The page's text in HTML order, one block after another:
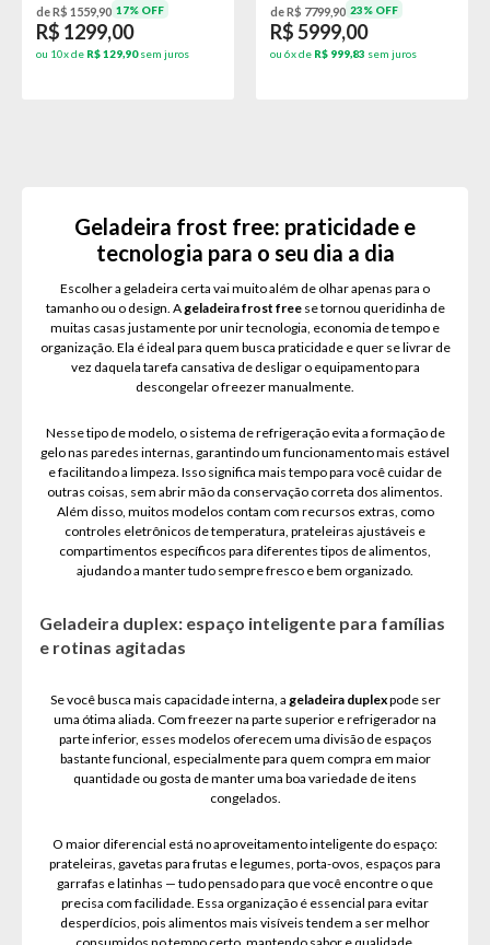
de R$ 1559,90 17% OFF
R$ 1299,00
ou 10x de R$ 129,90sem juros
de R$ 7799,90 23% OFF
R$ 5999,00
ou 6x de R$ 999,83 sem juros
Geladeira frost free: praticidade e
tecnologia para o seu dia a dia
Escolher a geladeira certa vai muito além de olhar apenas para o
tamanho ou o design. Ageladeira frost freese tornou queridinha de
muitas casas justamente por unir tecnologia, economia de tempo e
organização. Ela é ideal para quem busca praticidade e quer se livrar de
vez daquela tarefa cansativa de desligar o equipamento para
descongelar o freezer manualmente.
Nesse tipo de modelo, o sistema de refrigeração evita a formação de
gelo nas paredes internas, garantindo um funcionamento mais estável
e facilitando a limpeza. Isso significa mais tempo para você cuidar de
outras coisas, sem abrir mão da conservação correta dos alimentos.
Além disso, muitos modelos contam com recursos extras, como
controles eletrônicos de temperatura, prateleiras ajustáveis e
compartimentos específicos para diferentes tipos de alimentos,
ajudando a manter tudo sempre fresco e bem organizado.
Geladeira duplex: espaço inteligente para famílias
e rotinas agitadas
Se você busca mais capacidade interna, a geladeira duplexpode ser
uma ótima aliada. Com freezer na parte superior e refrigerador na
parte inferior, esses modelos oferecem uma divisão de espaços
bastante funcional, especialmente para quem compra em maior
quantidade ou gosta de manter uma boa variedade de itens
congelados.
O maior diferencial está no aproveitamento inteligente do espaço:
prateleiras, gavetas para frutas e legumes, porta-ovos, espaços para
garrafas e latinhas — tudo pensado para que você encontre o que
precisa com facilidade. Essa organização é essencial para evitar
desperdícios, pois alimentos mais visíveis tendem a ser melhor